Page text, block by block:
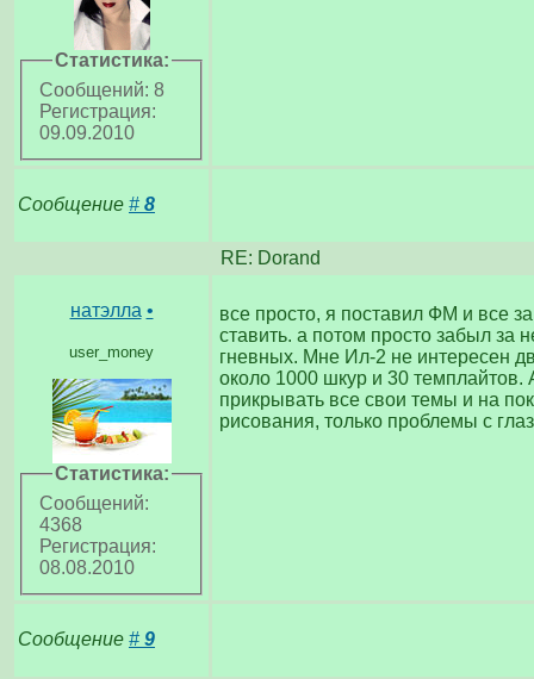
Статистика:
Сообщений: 8
Регистрация:
09.09.2010
Сообщение # 8
RE: Dorand
натэлла •
user_money
Статистика:
Сообщений:
4368
Регистрация:
08.08.2010
все просто, я поставил ФМ и все
ставить. а потом просто забыл за
гневных. Мне Ил-2 не интересен
около 1000 шкур и 30 темплайтов.
прикрывать все свои темы и на
рисования, только проблемы с
Сообщение # 9